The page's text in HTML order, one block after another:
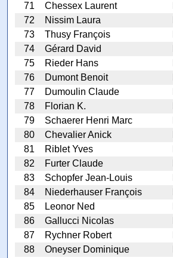
71
Chessex Laurent
72
Nissim Laura
73
Thusy François
74
Gérard David
75
Rieder Hans
76
Dumont Benoit
77
Dumoulin Claude
78
Florian K.
79
Schaerer Henri Marc
80
Chevalier Anick
81
Riblet Yves
82
Furter Claude
83
Schopfer Jean-Louis
84
Niederhauser François
85
Leonor Ned
86
Gallucci Nicolas
87
Rychner Robert
88
Oneyser Dominique